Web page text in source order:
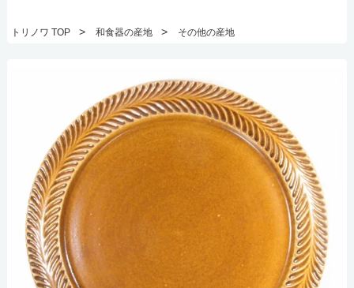
トリノワ TOP > 和食器の産地 > その他の産地